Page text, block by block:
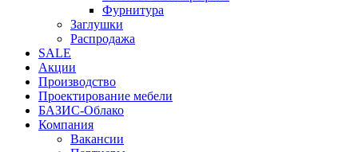
Фурнитура
Заглушки
Распродажа
SALE
Акции
Производство
Проектирование мебели
БАЗИС-Облако
Компания
Вакансии